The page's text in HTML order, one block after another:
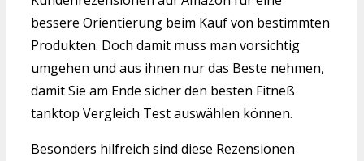
bessere Orientierung beim Kauf von bestimmten
Produkten. Doch damit muss man vorsichtig
umgehen und aus ihnen nur das Beste nehmen,
damit Sie am Ende sicher den besten Fitneß
tanktop Vergleich Test auswählen können.
Besonders hilfreich sind diese Rezensionen